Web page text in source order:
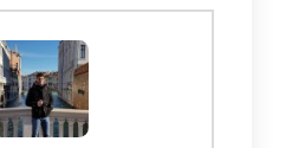
est
Parce qu’il n’est pas
fonction. C’est